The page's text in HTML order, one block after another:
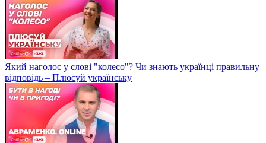
Який наголос у слові "колесо"? Чи знають українці правильну
відповідь – Плюсуй українську